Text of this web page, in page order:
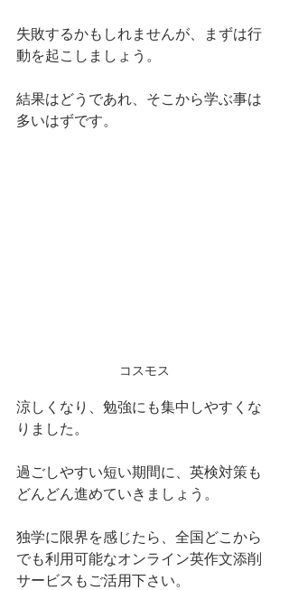
失敗するかもしれませんが、まずは行
動を起こしましょう。
結果はどうであれ、そこから学ぶ事は
多いはずです。
コスモス
涼しくなり、勉強にも集中しやすくな
りました。
過ごしやすい短い期間に、英検対策も
どんどん進めていきましょう。
独学に限界を感じたら、全国どこから
でも利用可能なオンライン英作文添削
サービスもご活用下さい。